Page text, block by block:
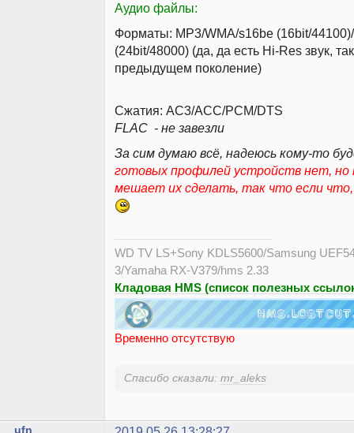
Аудио файлы:
Форматы: MP3/WMA/s16be (16bit/
(24bit/48000) (да, да есть Hi-Res звук,
предыдущем поколение)
Сжатия: AC3/ACC/PCM/DTS
FLAC - не завезли
За сим думаю всё, надеюсь кому-то
готовых профилей устройств нет, но
мешает их сделать, так что если
WD TV LS+Sony KDLS5600/Samsung
3/Yamaha RX-V379/hms 2.33
Кладовая HMS (список полезных
Временно отсутствую
Спасибо сказали: mr_aleks
ufn